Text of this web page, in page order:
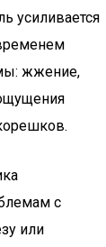
усиливается
жжение,
с
или